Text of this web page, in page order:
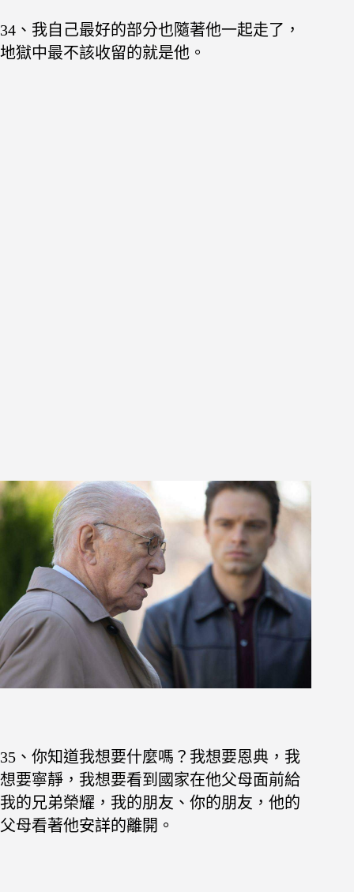
34 、我自己最好的部分也隨著他一起走了，
地獄中最不該收留的就是他。
35、你知道我想要什麼嗎？我想要恩典，我
想要寧靜，我想要看到國家在他父母面前給
我的兄弟榮耀，我的朋友、你的朋友，他的
父母看著他安詳的離開。